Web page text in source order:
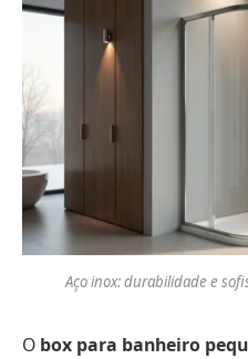
Aço inox: durabilidade e
O box para banheiro